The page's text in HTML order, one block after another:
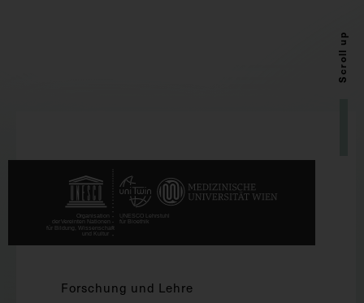
Scroll up
Forschung und Lehre